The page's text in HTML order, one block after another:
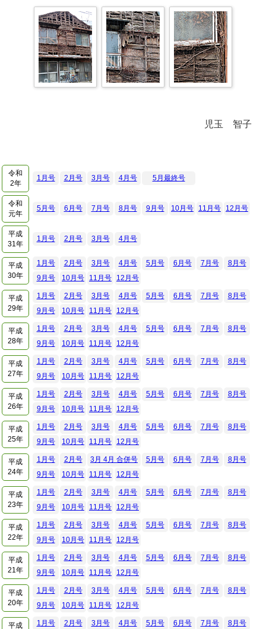
児玉 智子
令和
2年
1月号 2月号 3月号 4月号 5月最終号
令和
元年
5月号 6月号 7月号 8月号 9月号 10月号 11月号 12月号
平成
31年
1月号 2月号 3月号 4月号
平成
30年
1月号 2月号 3月号 4月号 5月号 6月号 7月号
8月号
9月号
10月号 11月号 12月号
平成
29年
1月号 2月号 3月号 4月号 5月号 6月号 7月号
8月号
9月号
10月号 11月号 12月号
平成
28年
1月号 2月号 3月号 4月号 5月号 6月号 7月号
8月号
9月号
10月号 11月号 12月号
平成
27年
1月号 2月号 3月号 4月号 5月号 6月号 7月号
8月号
9月号
10月号 11月号 12月号
平成
26年
1月号 2月号 3月号 4月号 5月号 6月号 7月号
8月号
9月号
10月号 11月号 12月号
平成
25年
1月号 2月号 3月号 4月号 5月号 6月号 7月号
8月号
9月号
10月号 11月号 12月号
平成
24年
1月号 2月号 3月 4月 合併号 5月号 6月号 7月号
8月号
9月号
10月号 11月号 12月号
平成
23年
1月号 2月号 3月号 4月号 5月号 6月号 7月号
8月号
9月号
10月号 11月号 12月号
平成
22年
1月号 2月号 3月号 4月号 5月号 6月号 7月号
8月号
9月号
10月号 11月号 12月号
平成
21年
1月号 2月号 3月号 4月号 5月号 6月号 7月号
8月号
9月号
10月号 11月号 12月号
平成
20年
1月号 2月号 3月号 4月号 5月号 6月号 7月号
8月号
9月号
10月号 11月号 12月号
平成 1月号 2月号 3月号 4月号 5月号 6月号 7月号 8月号